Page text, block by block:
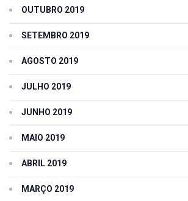
OUTUBRO 2019
SETEMBRO 2019
AGOSTO 2019
JULHO 2019
JUNHO 2019
MAIO 2019
ABRIL 2019
MARÇO 2019